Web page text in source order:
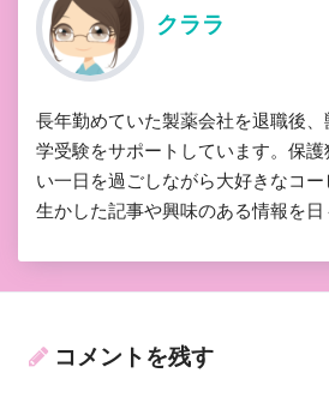
クララ
長年勤めていた製薬会社を退職後
学受験をサポートしています。保
い一日を過ごしながら大好きなコ
生かした記事や興味のある情報を日
コメントを残す